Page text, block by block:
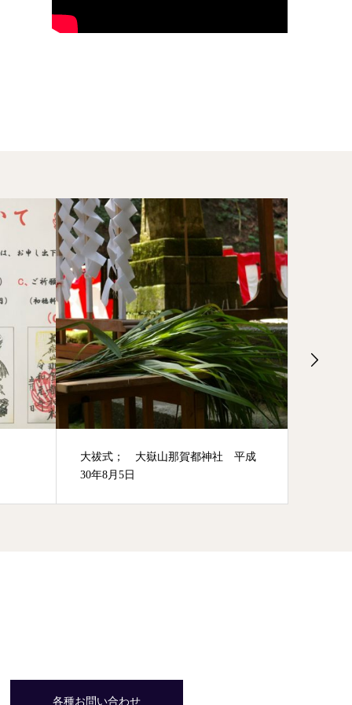
大祓式； 大嶽山那賀都神社 平成
30年8月5日
各種お問い合わせ